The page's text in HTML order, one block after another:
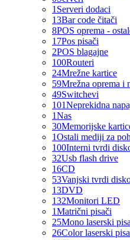
1 Serveri dodaci
13Bar code čitači
8POS oprema -
17Pos pisači
2POS blagajne
100Routeri
24Mrežne kartice
59Mrežna oprema i
49Switchevi
101Neprekidna
1Nas
30Memorijske
1Ostali mediji za
100Interni tvrdi
32Usb flash drive
16CD
53Vanjski tvrdi
13DVD
132Monitori LED
1Matrični pisači
25Mono laserski
26Color laserski